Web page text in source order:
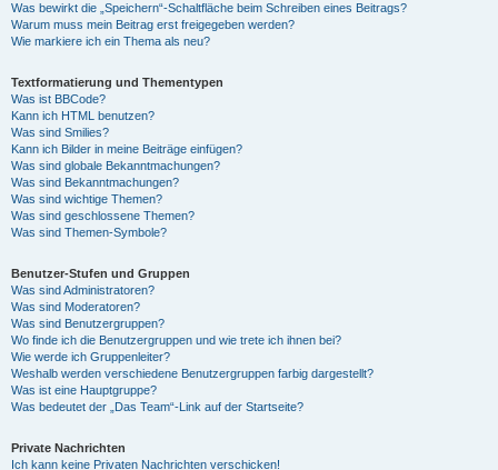
Was bewirkt die „Speichern“-Schaltfläche beim Schreiben eines Beitrags?
Warum muss mein Beitrag erst freigegeben werden?
Wie markiere ich ein Thema als neu?
Textformatierung und Thementypen
Was ist BBCode?
Kann ich HTML benutzen?
Was sind Smilies?
Kann ich Bilder in meine Beiträge einfügen?
Was sind globale Bekanntmachungen?
Was sind Bekanntmachungen?
Was sind wichtige Themen?
Was sind geschlossene Themen?
Was sind Themen-Symbole?
Benutzer-Stufen und Gruppen
Was sind Administratoren?
Was sind Moderatoren?
Was sind Benutzergruppen?
Wo finde ich die Benutzergruppen und wie trete ich ihnen bei?
Wie werde ich Gruppenleiter?
Weshalb werden verschiedene Benutzergruppen farbig dargestellt?
Was ist eine Hauptgruppe?
Was bedeutet der „Das Team“-Link auf der Startseite?
Private Nachrichten
Ich kann keine Privaten Nachrichten verschicken!